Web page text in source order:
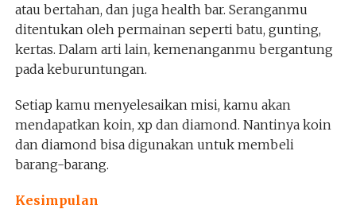
atau bertahan, dan juga health bar. Seranganmu
ditentukan oleh permainan seperti batu, gunting,
kertas. Dalam arti lain, kemenanganmu bergantung
pada keburuntungan.
Setiap kamu menyelesaikan misi, kamu akan
mendapatkan koin, xp dan diamond. Nantinya koin
dan diamond bisa digunakan untuk membeli
barang-barang.
Kesimpulan